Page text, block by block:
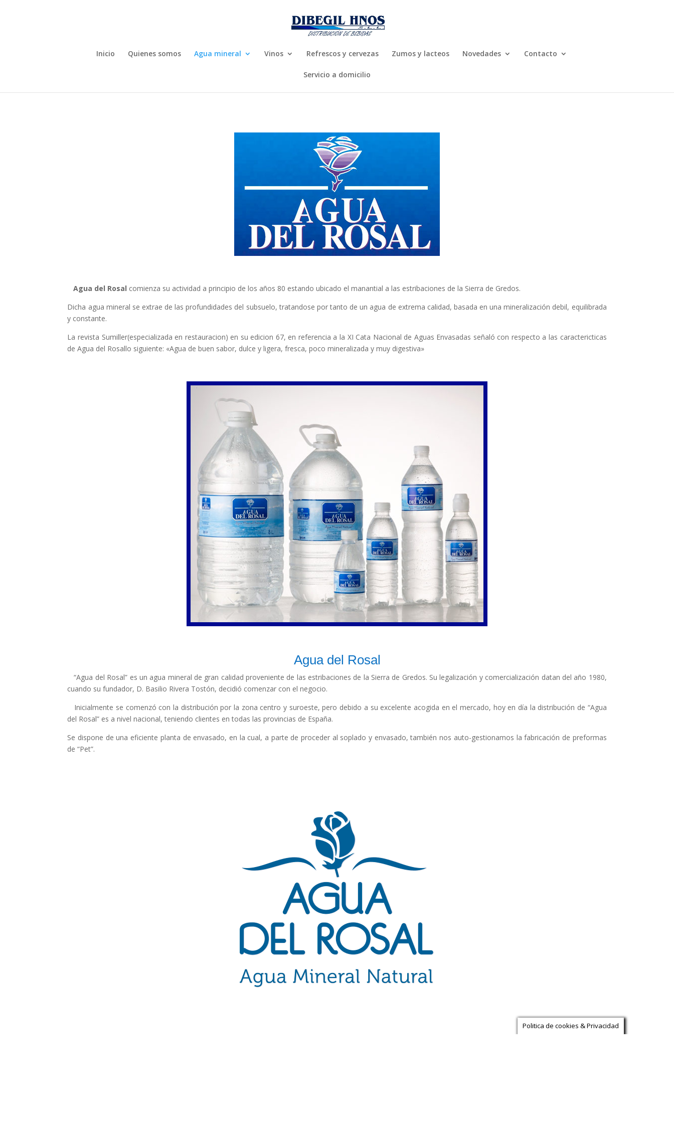
Inicio Quienes somos Agua mineral Vinos Refrescos y cervezas Zumos y lacteos Novedades Contacto
Servicio a domicilio
Agua del Rosal comienza su actividad a principio de los años 80 estando ubicado el manantial a las estribaciones de la Sierra de Gredos.
Dicha agua mineral se extrae de las profundidades del subsuelo, tratandose por tanto de un agua de extrema calidad, basada en una mineralización debil, equilibrada
y constante.
La revista Sumiller(especializada en restauracion) en su edicion 67, en referencia a la XI Cata Nacional de Aguas Envasadas señaló con respecto a las caractericticas
de Agua del Rosallo siguiente: «Agua de buen sabor, dulce y ligera, fresca, poco mineralizada y muy digestiva»
Agua del Rosal
“Agua del Rosal” es un agua mineral de gran calidad proveniente de las estribaciones de la Sierra de Gredos. Su legalización y comercialización datan del año 1980,
cuando su fundador, D. Basilio Rivera Tostón, decidió comenzar con el negocio.
Inicialmente se comenzó con la distribución por la zona centro y suroeste, pero debido a su excelente acogida en el mercado, hoy en día la distribución de “Agua
del Rosal” es a nivel nacional, teniendo clientes en todas las provincias de España.
Se dispone de una eficiente planta de envasado, en la cual, a parte de proceder al soplado y envasado, también nos auto-gestionamos la fabricación de preformas
de “Pet”.
Politica de cookies & Privacidad